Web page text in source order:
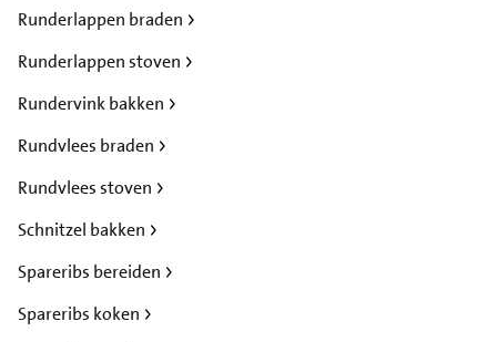
Runderlappen braden
Runderlappen stoven
Rundervink bakken
Rundvlees braden
Rundvlees stoven
Schnitzel bakken
Spareribs bereiden
Spareribs koken